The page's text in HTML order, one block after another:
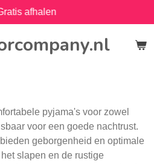
afhalen
pyjama's voor zowel
voor een goede nachtrust.
geborgenheid en optimale
slapen en de rustige